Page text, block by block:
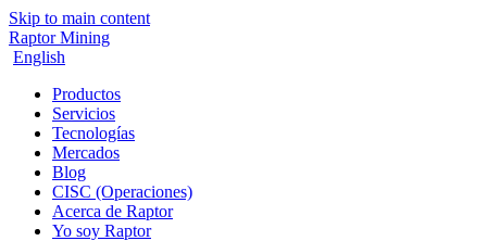
Skip to main content
Raptor Mining
English
Productos
Servicios
Tecnologías
Mercados
Blog
CISC (Operaciones)
Acerca de Raptor
Yo soy Raptor